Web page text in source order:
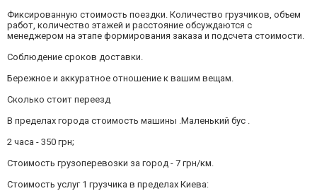
Фиксированную стоимость поездки. Количество грузчиков, объем
работ, количество этажей и расстояние обсуждаются с
менеджером на этапе формирования заказа и подсчета стоимости.
Соблюдение сроков доставки.
Бережное и аккуратное отношение к вашим вещам.
Сколько стоит переезд
В пределах города стоимость машины .Маленький бус .
2 часа - 350 грн;
Стоимость грузоперевозки за город - 7 грн/км.
Стоимость услуг 1 грузчика в пределах Киева: